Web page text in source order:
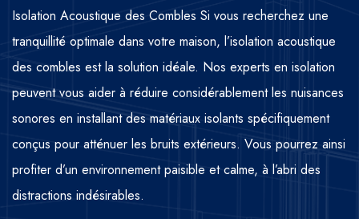
Isolation Acoustique des Combles Si vous recherchez une
tranquillité optimale dans votre maison, l’isolation acoustique
des combles est la solution idéale. Nos experts en isolation
peuvent vous aider à réduire considérablement les nuisances
sonores en installant des matériaux isolants spécifiquement
conçus pour atténuer les bruits extérieurs. Vous pourrez ainsi
profiter d’un environnement paisible et calme, à l’abri des
distractions indésirables.